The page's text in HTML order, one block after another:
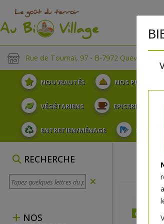
Rue de Tournai, 97 - B-7972 Quevaucamps
NOUVEAUTÉS NOS PLATEAUX
VÉGÉTARIENS EPICERIE
ENTRETIEN/MÉNAGE SOINS
RECHERCHE
NOS dès